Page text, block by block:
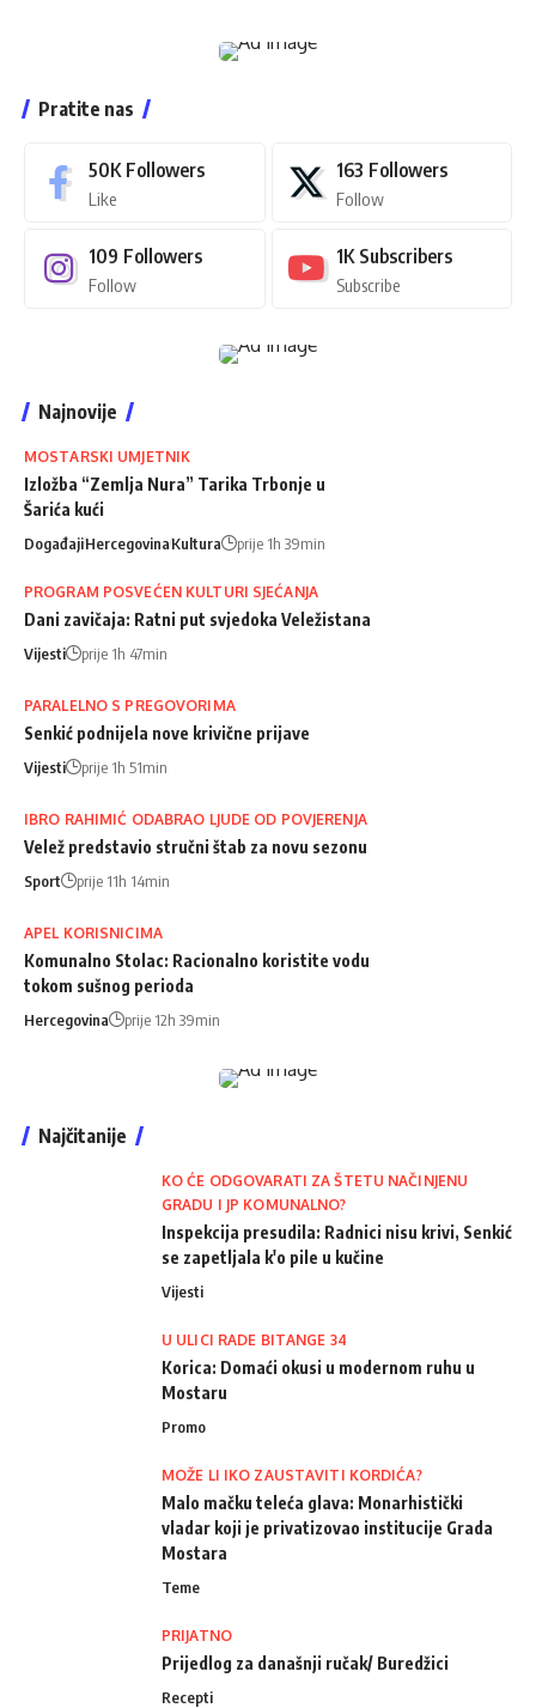
Pratite nas
50K Followers
Like
163 Followers
Follow
109 Followers
Follow
1K Subscribers
Subscribe
Najnovije
MOSTARSKI UMJETNIK
Izložba “Zemlja Nura” Tarika Trbonje u
Šarića kući
DogađajiHercegovinaKultura prije 1h 39min
PROGRAM POSVEĆEN KULTURI SJEĆANJA
Dani zavičaja: Ratni put svjedoka Veležistana
Vijesti prije 1h 47min
PARALELNO S PREGOVORIMA
Senkić podnijela nove krivične prijave
Vijesti prije 1h 51min
IBRO RAHIMIĆ ODABRAO LJUDE OD POVJERENJA
Velež predstavio stručni štab za novu sezonu
Sport prije 11h 14min
APEL KORISNICIMA
Komunalno Stolac: Racionalno koristite vodu
tokom sušnog perioda
Hercegovina prije 12h 39min
Najčitanije
KO ĆE ODGOVARATI ZA ŠTETU NAČINJENU
GRADU I JP KOMUNALNO?
Inspekcija presudila: Radnici nisu krivi, Senkić
se zapetljala k'o pile u kučine
Vijesti
U ULICI RADE BITANGE 34
Korica: Domaći okusi u modernom ruhu u
Mostaru
Promo
MOŽE LI IKO ZAUSTAVITI KORDIĆA?
Malo mačku teleća glava: Monarhistički
vladar koji je privatizovao institucije Grada
Mostara
Teme
PRIJATNO
Prijedlog za današnji ručak/ Buredžici
Recepti